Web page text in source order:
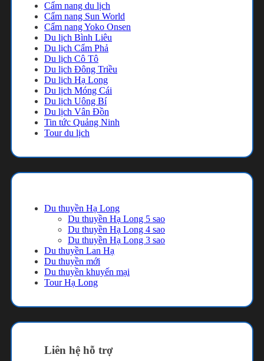
Cẩm nang du lịch
Cẩm nang Sun World
Cẩm nang Yoko Onsen
Du lịch Bình Liêu
Du lịch Cẩm Phả
Du lịch Cô Tô
Du lịch Đông Triều
Du lịch Hạ Long
Du lịch Móng Cái
Du lịch Uông Bí
Du lịch Vân Đồn
Tin tức Quảng Ninh
Tour du lịch
Du thuyền Hạ Long
Du thuyền Hạ Long 5 sao
Du thuyền Hạ Long 4 sao
Du thuyền Hạ Long 3 sao
Du thuyền Lan Hạ
Du thuyền mới
Du thuyền khuyến mại
Tour Hạ Long
Liên hệ hỗ trợ